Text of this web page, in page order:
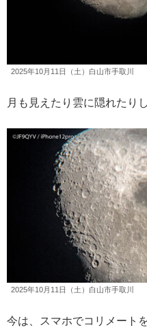
2025年10月11日（土）白山市手取川
月も見えたり雲に隠れたり
2025年10月11日（土）白山市手取川
今は、スマホでコリメート